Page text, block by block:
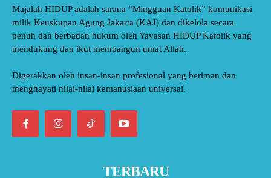
Majalah HIDUP adalah sarana “Mingguan Katolik” komunikasi
milik Keuskupan Agung Jakarta (KAJ) dan dikelola secara
penuh dan berbadan hukum oleh Yayasan HIDUP Katolik yang
mendukung dan ikut membangun umat Allah.
Digerakkan oleh insan-insan profesional yang beriman dan
menghayati nilai-nilai kemanusiaan universal.
TERBARU